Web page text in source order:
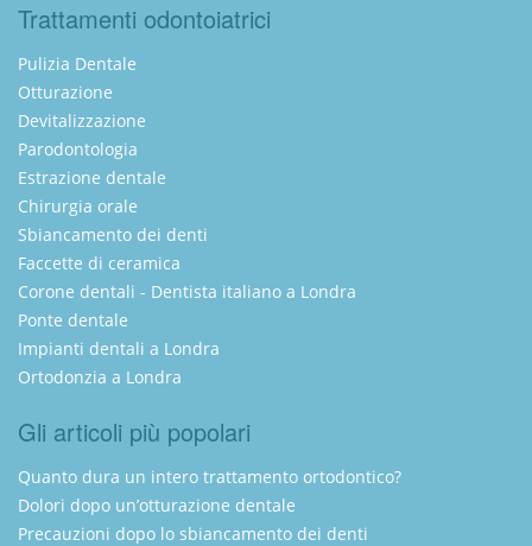
Trattamenti odontoiatrici
Pulizia Dentale
Otturazione
Devitalizzazione
Parodontologia
Estrazione dentale
Chirurgia orale
Sbiancamento dei denti
Faccette di ceramica
Corone dentali - Dentista italiano a Londra
Ponte dentale
Impianti dentali a Londra
Ortodonzia a Londra
Gli articoli più popolari
Quanto dura un intero trattamento ortodontico?
Dolori dopo un’otturazione dentale
Precauzioni dopo lo sbiancamento dei denti